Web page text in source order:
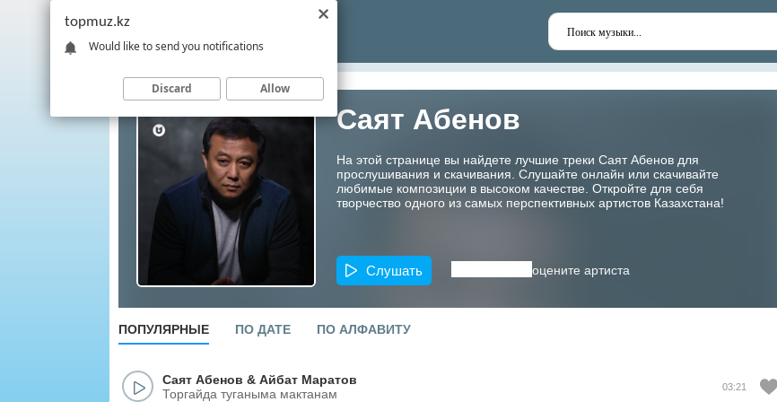
Саят Абенов
На этой странице вы найдете лучшие треки Саят Абенов для
прослушивания и скачивания. Слушайте онлайн или скачивайте
любимые композиции в высоком качестве. Откройте для себя
творчество одного из самых перспективных артистов Казахстана!
Слушать оцените артиста
ПОПУЛЯРНЫЕ ПО ДАТЕ ПО АЛФАВИТУ
Саят Абенов & Айбат Маратов
Торгайда туганыма мактанам
03:21
topmuz.kz
Would like to send you notifications
Discard Allow